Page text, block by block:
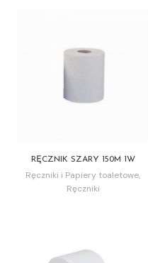
RĘCZNIK SZARY 150M 1W
Ręczniki i Papiery toaletowe,
Ręczniki